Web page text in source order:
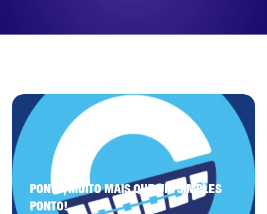
PONTO, MUITO MAIS QUE UM SIMPLES
PONTO!